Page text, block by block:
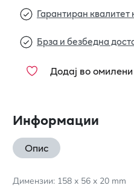
Гарантиран
Брза и безбедна
Додај во омилени
Информации
Опис
Димензии: 158 x 56 x 20 mm